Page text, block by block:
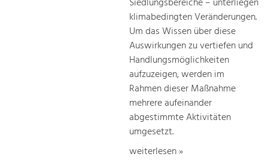
klimabedingten Veränderungen.
Um das Wissen über diese
Auswirkungen zu vertiefen und
Handlungsmöglichkeiten
aufzuzeigen, werden im
Rahmen dieser Maßnahme
mehrere aufeinander
abgestimmte Aktivitäten
umgesetzt.
weiterlesen »